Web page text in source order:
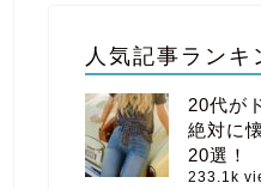
人気記事ランキ
20代が
絶対に
20選！
233.1k